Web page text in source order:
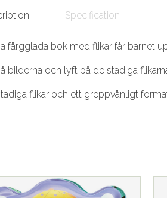
Specification
färgglada bok med flikar får barnet
bilderna och lyft på de stadiga
flikar och ett greppvänligt